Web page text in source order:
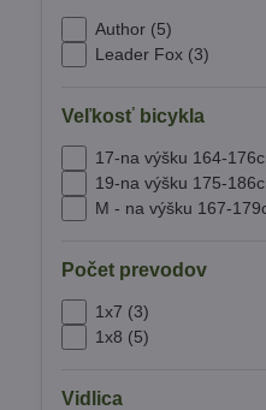
Author (5)
Leader Fox (3)
Veľkosť bicykla
17-na výšku 164-
19-na výšku 175-
M - na výšku 167-
Počet prevodov
1x7 (3)
1x8 (5)
Vidlica